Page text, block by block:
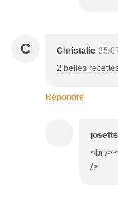
C Christalie 25/
2 belles
Répondre
josette
<br />
/>